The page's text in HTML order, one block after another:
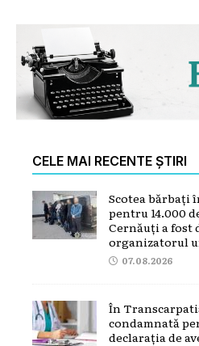
CELE MAI RECENTE ȘTIRI
Scotea bărbați
pentru 14.000
Cernăuți a fost
organizatorul
07.08.2026
În
condamnată
declarația de